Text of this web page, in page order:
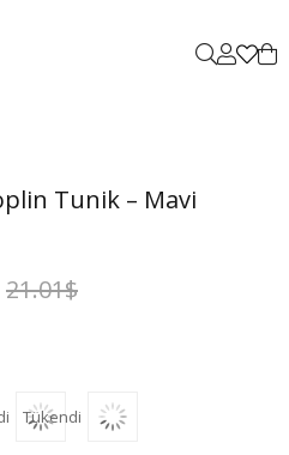
Tunik – Mavi
21.01$
Tükendi